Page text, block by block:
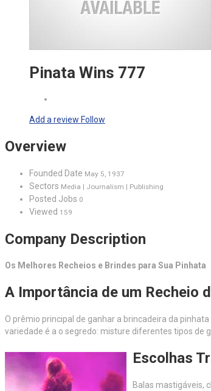
Pinata Wins 777
Add a review Follow
Overview
Founded Date May 5, 1937
Sectors Media | Journalism | Publishing
Posted Jobs 0
Viewed 159
Company Description
Os Melhores Recheios e Brindes para Sua Pinhata
A Importância de um Recheio
O prêmio principal de ganhar a brincadeira da
variedade é a o segredo: misture diferentes tipos de
Escolhas
Balas mastigáveis,